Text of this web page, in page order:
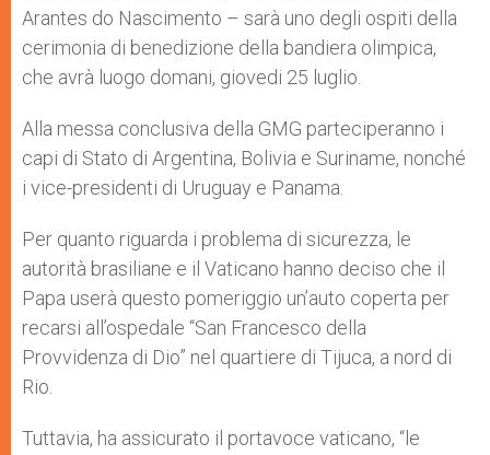
Arantes do Nascimento – sarà uno degli ospiti della
cerimonia di benedizione della bandiera olimpica,
che avrà luogo domani, giovedi 25 luglio.
Alla messa conclusiva della GMG parteciperanno i
capi di Stato di Argentina, Bolivia e Suriname, nonché
i vice-presidenti di Uruguay e Panama.
Per quanto riguarda i problema di sicurezza, le
autorità brasiliane e il Vaticano hanno deciso che il
Papa userà questo pomeriggio un’auto coperta per
recarsi all’ospedale “San Francesco della
Provvidenza di Dio” nel quartiere di Tijuca, a nord di
Rio.
Tuttavia, ha assicurato il portavoce vaticano, “le